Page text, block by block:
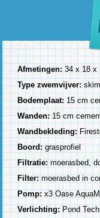
Afmetingen:34 x 18 x
Type zwemvijver:
Bodemplaat: 15 cm
Wanden: 15 cm
Wandbekleding:
Boord:grasprofiel
Filtratie: moerasbed,
Filter: moerasbed in
Pomp: x3 Oase
Verlichting: Pond